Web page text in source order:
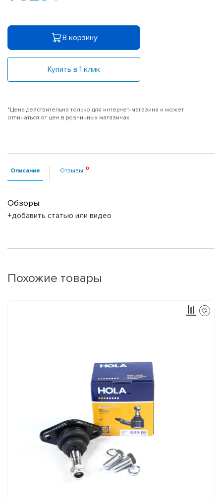
В корзину
Купить в 1 клик
*Цена действительна только для интернет-магазина и может
отличаться от цен в розничных магазинах
Описание Отзывы
Обзоры:
+добавить статью или видео
Похожие товары